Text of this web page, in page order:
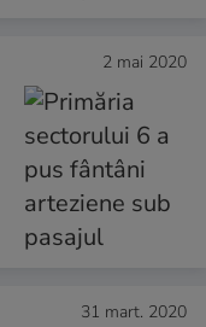
2 mai 2020
31 mart. 2020